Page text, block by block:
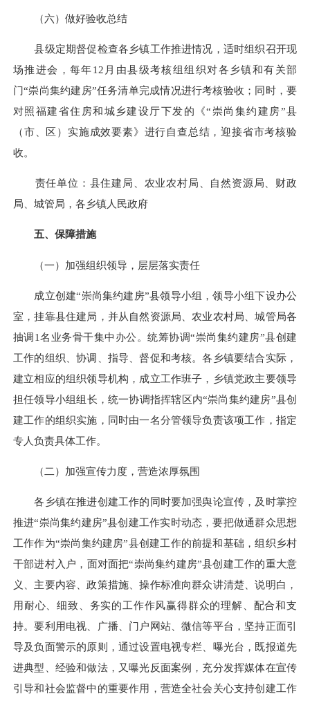
（六）做好验收总结
县级定期督促检查各乡镇工作推进情况，适时组织召开现
场推进会，每年12月由县级考核组组织对各乡镇和有关部
门“崇尚集约建房”任务清单完成情况进行考核验收；同时，要
对照福建省住房和城乡建设厅下发的《“崇尚集约建房”县
（市、区）实施成效要素》进行自查总结，迎接省市考核验
收。
责任单位：县住建局、农业农村局、自然资源局、财政
局、城管局，各乡镇人民政府
五、保障措施
（一）加强组织领导，层层落实责任
成立创建“崇尚集约建房”县领导小组，领导小组下设办公
室，挂靠县住建局，并从自然资源局、农业农村局、城管局各
抽调1名业务骨干集中办公。统筹协调“崇尚集约建房”县创建
工作的组织、协调、指导、督促和考核。各乡镇要结合实际，
建立相应的组织领导机构，成立工作班子，乡镇党政主要领导
担任领导小组组长，统一协调指挥辖区内“崇尚集约建房”县创
建工作的组织实施，同时由一名分管领导负责该项工作，指定
专人负责具体工作。
（二）加强宣传力度，营造浓厚氛围
各乡镇在推进创建工作的同时要加强舆论宣传，及时掌控
推进“崇尚集约建房”县创建工作实时动态，要把做通群众思想
工作作为“崇尚集约建房”县创建工作的前提和基础，组织乡村
干部进村入户，面对面把“崇尚集约建房”县创建工作的重大意
义、主要内容、政策措施、操作标准向群众讲清楚、说明白，
用耐心、细致、务实的工作作风赢得群众的理解、配合和支
持。要利用电视、广播、门户网站、微信等平台，坚持正面引
导及负面警示的原则，通过设置电视专栏、曝光台，既报道先
进典型、经验和做法，又曝光反面案例，充分发挥媒体在宣传
引导和社会监督中的重要作用，营造全社会关心支持创建工作